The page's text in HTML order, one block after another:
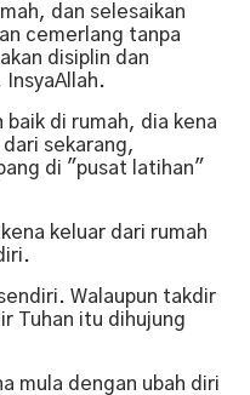
dan selesaikan
cemerlang tanpa
disiplin dan
InsyaAllah.
di rumah, dia kena
sekarang,
di "pusat latihan"
keluar dari rumah
Walaupun takdir
Tuhan itu dihujung
mula dengan ubah diri